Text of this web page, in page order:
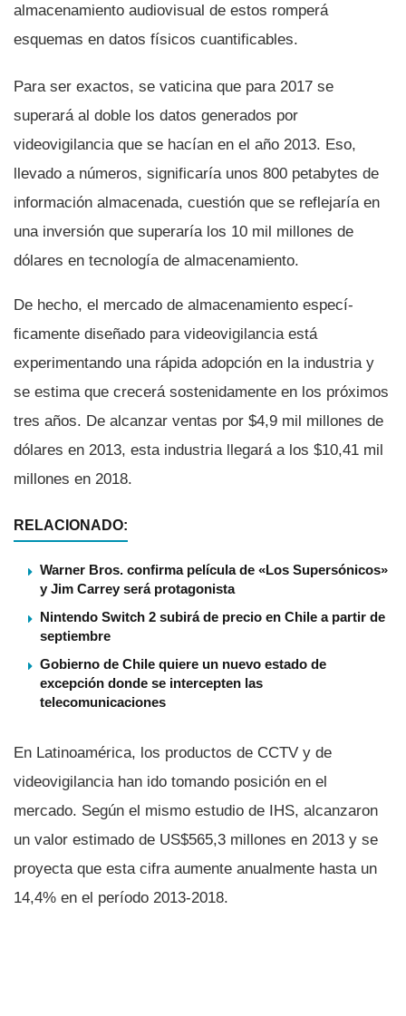
almacenamiento audiovisual de estos romperá
esquemas en datos fí­sicos cuantificables.
Para ser exactos, se vaticina que para 2017 se
superará al doble los datos generados por
videovigilancia que se hací­an en el año 2013. Eso,
llevado a números, significarí­a unos 800 petabytes de
información almacenada, cuestión que se reflejarí­a en
una inversión que superarí­a los 10 mil millones de
dólares en tecnologí­a de almacenamiento.
De hecho, el mercado de almacenamiento especí­
ficamente diseñado para videovigilancia está
experimentando una rápida adopción en la industria y
se estima que crecerá sostenidamente en los próximos
tres años. De alcanzar ventas por $4,9 mil millones de
dólares en 2013, esta industria llegará a los $10,41 mil
millones en 2018.
RELACIONADO:
Warner Bros. confirma película de «Los Supersónicos»
y Jim Carrey será protagonista
Nintendo Switch 2 subirá de precio en Chile a partir de
septiembre
Gobierno de Chile quiere un nuevo estado de
excepción donde se intercepten las
telecomunicaciones
En Latinoamérica, los productos de CCTV y de
videovigilancia han ido tomando posición en el
mercado. Según el mismo estudio de IHS, alcanzaron
un valor estimado de US$565,3 millones en 2013 y se
proyecta que esta cifra aumente anualmente hasta un
14,4% en el perí­odo 2013-2018.